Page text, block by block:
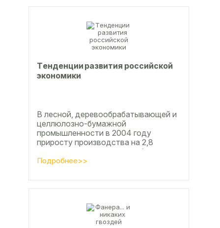
Тeндeнции paзвития poccийcкoй
экoнoмики
В лесной, деревообрабатывающей и
целлюлозно-бумажной
промышленности в 2004 году
приросту производства на 2,8
процента во многом способствовали
развитие тех подотраслей,
Подробнее>>